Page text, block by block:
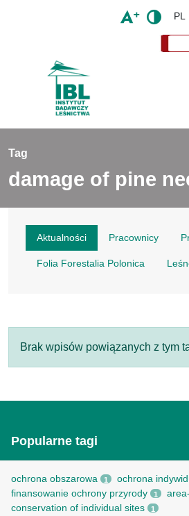
PL
Tag
damage of pine
Aktualności Pracownicy
Folia Forestalia Polonica
Brak wpisów powiązanych z tym
Popularne tagi
ochrona obszarowa 1 ochrona
finansowanie ochrony przyrody 1
conservation of individual sites 1